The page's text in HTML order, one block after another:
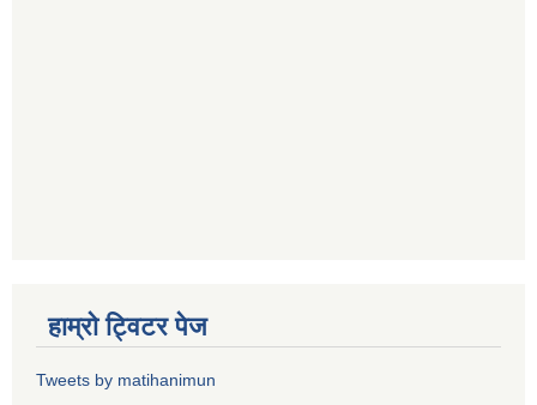
हाम्राे ट्विटर पेज
Tweets by matihanimun